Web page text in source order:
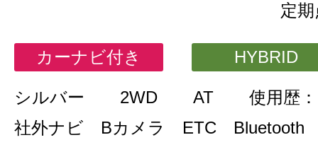
定
カーナビ付き HYBRID
シルバー 2WD AT
使用歴
社外ナビ Bカメラ ETC Bluetooth